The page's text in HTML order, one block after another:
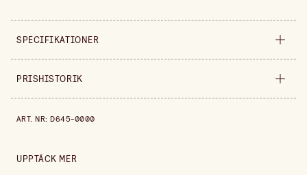
SPECIFIKATIONER
Säljs i styck
PRISHISTORIK
ART. NR:D645-0000
UPPTÄCK MER